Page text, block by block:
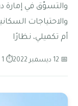
والتسوّق في إمارة
والاحتياجات
أم تكميلي، نظارًا
📅 12 ديسمبر 2022 ⏱ 1 دقائق قراءة